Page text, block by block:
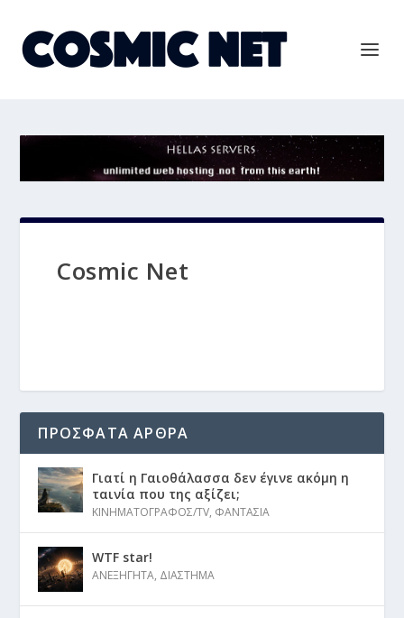
Cosmic Net
ΠΡΟΣΦΑΤΑ ΑΡΘΡΑ
Γιατί η Γαιοθάλασσα δεν έγινε ακόμη η
ταινία που της αξίζει;
ΚΙΝΗΜΑΤΟΓΡΑΦΟΣ/TV, ΦΑΝΤΑΣΙΑ
WTF star!
ΑΝΕΞΗΓΗΤΑ, ΔΙΑΣΤΗΜΑ